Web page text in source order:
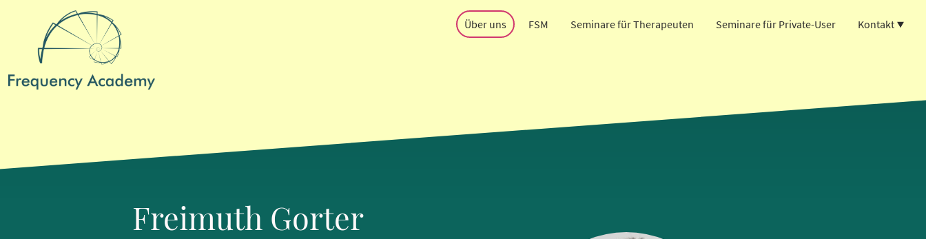
Über uns FSM Seminare für Therapeuten Seminare für Private-User Kontakt
Freimuth Gorter